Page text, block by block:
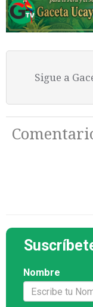
Sigue a
Nombre